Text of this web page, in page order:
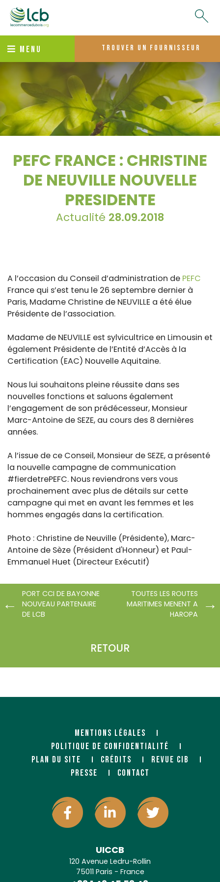
MENU trouver un fournisseur
PEFC FRANCE : CHRISTINE
DE NEUVILLE NOUVELLE
PRESIDENTE
Actualité 28.09.2018
A l’occasion du Conseil d’administration de PEFC
France qui s’est tenu le 26 septembre dernier à
Paris, Madame Christine de NEUVILLE a été élue
Présidente de l’association.
Madame de NEUVILLE est sylvicultrice en Limousin et
également Présidente de l’Entité d’Accès à la
Certification (EAC) Nouvelle Aquitaine.
Nous lui souhaitons pleine réussite dans ses
nouvelles fonctions et saluons également
l’engagement de son prédécesseur, Monsieur
Marc-Antoine de SEZE, au cours des 8 dernières
années.
A l’issue de ce Conseil, Monsieur de SEZE, a présenté
la nouvelle campagne de communication
#fierdetrePEFC. Nous reviendrons vers vous
prochainement avec plus de détails sur cette
campagne qui met en avant les femmes et les
hommes engagés dans la certification.
Photo : Christine de Neuville (Présidente), Marc-
Antoine de Sèze (Président d'Honneur) et Paul-
Emmanuel Huet (Directeur Exécutif)
PORT CCI DE BAYONNE
NOUVEAU PARTENAIRE
DE LCB
RETOUR
TOUTES LES ROUTES
MARITIMES MENENT A
HAROPA
MENTIONS LÉGALES
POLITIQUE DE CONFIDENTIALITÉ
PLAN DU SITE
CRÉDITS
REVUE CIB
PRESSE
CONTACT
UICCB
120 Avenue Ledru-Rollin
75011 Paris - France